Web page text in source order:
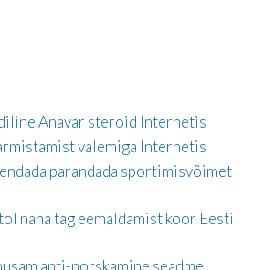
Anavar steroid Internetis
valemiga Internetis
parandada sportimisvõimet
naha tag eemaldamist koor Eesti
anti-norskamine seadme